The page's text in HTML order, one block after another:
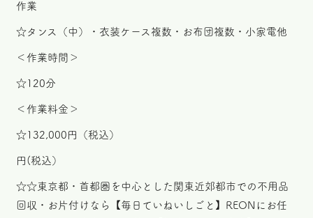
作業
☆タンス（中）・衣装ケース複数・お布団複数・小家電他
＜作業時間＞
☆120分
＜作業料金＞
☆132,000円（税込）
円(税込）
☆☆東京都・首都圏を中心とした関東近郊都市での不用品
回収・お片付けなら【毎日ていねいしごと】REONにお任